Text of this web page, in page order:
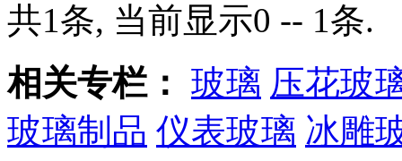
共1条, 当前显示0 -- 1条.
相关专栏： 玻璃 压花玻
玻璃制品 仪表玻璃 冰雕